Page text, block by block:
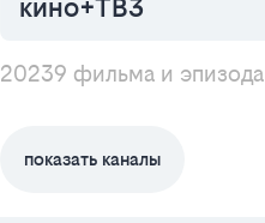
кино+ТВ3
20239 фильма и эпизода
показать каналы